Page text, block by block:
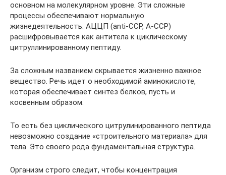
основном на молекулярном уровне. Эти сложные
процессы обеспечивают нормальную
жизнедеятельность. АЦЦП (anti-CCP, A-CCP)
расшифровывается как антитела к циклическому
цитруллинированному пептиду.
За сложным названием скрывается жизненно важное
вещество. Речь идет о необходимой аминокислоте,
которая обеспечивает синтез белков, пусть и
косвенным образом.
То есть без циклического цитрулинированного пептида
невозможно создание «строительного материала» для
тела. Это своего рода фундаментальная структура.
Организм строго следит, чтобы концентрация